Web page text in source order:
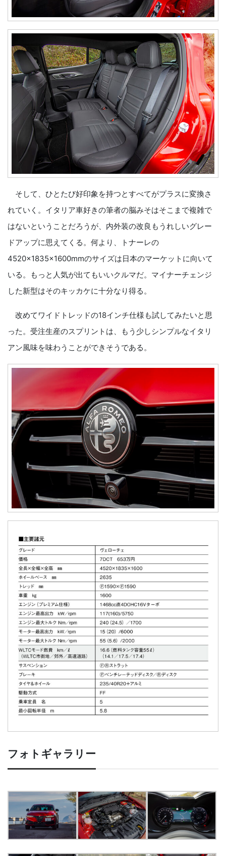
そして、ひとたび好印象を持つとすべてがプラスに変換さ
れていく。イタリア車好きの筆者の脳みそはそこまで複雑で
はないということだろうが、内外装の改良もうれしいグレー
ドアップに思えてくる。何より、トナーレの
4520×1835×1600mmのサイズは日本のマーケットに向いて
いる。もっと人気が出てもいいクルマだ。マイナーチェンジ
した新型はそのキッカケに十分なり得る。
改めてワイドトレッドの18インチ仕様も試してみたいと思
った。受注生産のスプリントは、もう少しシンプルなイタリ
アン風味を味わうことができそうである。
フォトギャラリー